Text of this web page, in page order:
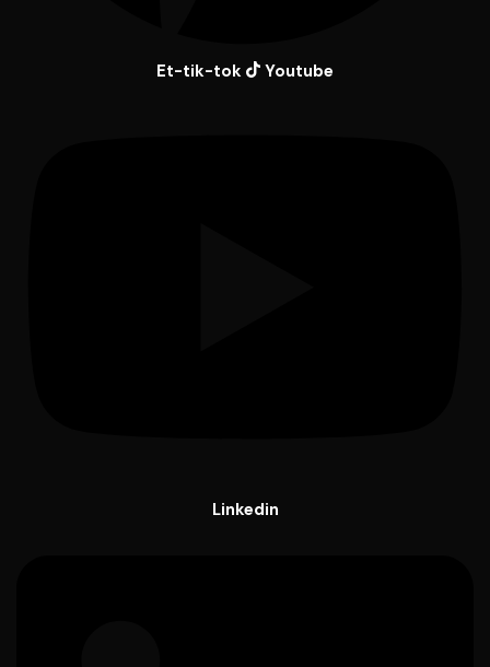
Et-tik-tok Youtube
Linkedin